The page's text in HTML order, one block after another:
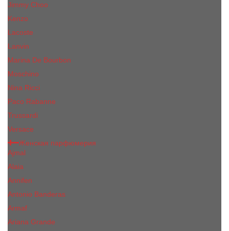
Jimmy Choo
Kenzo
Lacoste
Lanvin
Marina De Bourbon
Moschino
Nina Ricci
Paco Rabanne
Trussardi
Versace
Женская парфюмерия
Ajmal
Alaia
Annifen
Antonio Banderas
Armaf
Ariana Grande